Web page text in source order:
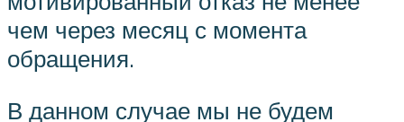
чем через месяц с момента
обращения.
В данном случае мы не будем